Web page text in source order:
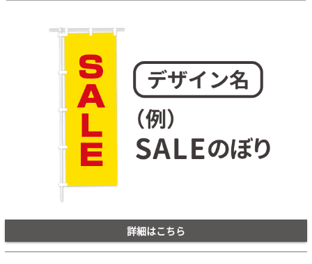
詳細はこちら